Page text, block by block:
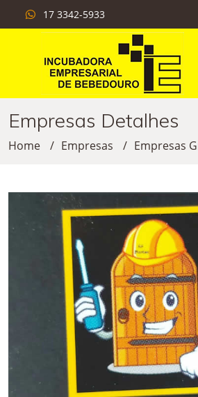
17 3342-5933
Empresas Detalhes
Home Empresas Empresas